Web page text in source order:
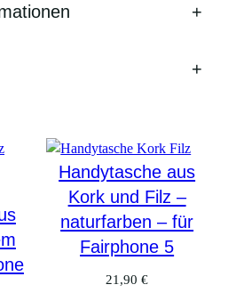
+
+
Handytasche aus
Kork und Filz –
naturfarben – für
Fairphone 5
21,90€